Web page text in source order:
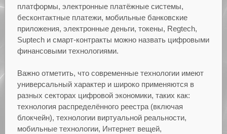
платформы, электронные платёжные системы,
бесконтактные платежи, мобильные банковские
приложения, электронные деньги, токены, Regtech,
Suptech и смарт-контракты можно назвать цифровыми
финансовыми технологиями.
Важно отметить, что современные технологии имеют
универсальный характер и широко применяются в
разных секторах цифровой экономики, таких как:
технология распределённого реестра (включая
блокчейн), технологии виртуальной реальности,
мобильные технологии, Интернет вещей,